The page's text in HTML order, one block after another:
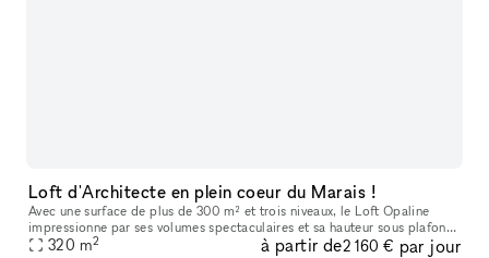
Loft d'Architecte en plein coeur du Marais !
Avec une surface de plus de 300 m² et trois niveaux, le Loft Opaline
impressionne par ses volumes spectaculaires et sa hauteur sous plafond
de 7 mètres. Ici, le cachet historique dialogue avec un lu
320 m2 à partir de2 160 € par jour